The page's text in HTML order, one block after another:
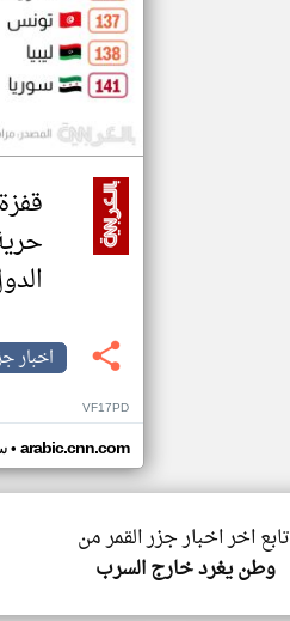
اخبار
VF17PD
• arabic.cnn.com
تابع اخر اخبار جزر القمر من
وطن يغرد خارج السرب